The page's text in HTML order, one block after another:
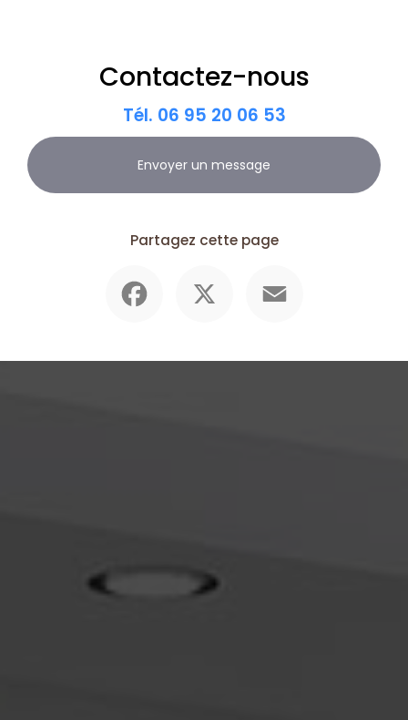
Contactez-nous
Tél. 06 95 20 06 53
Envoyer un message
Partagez cette page